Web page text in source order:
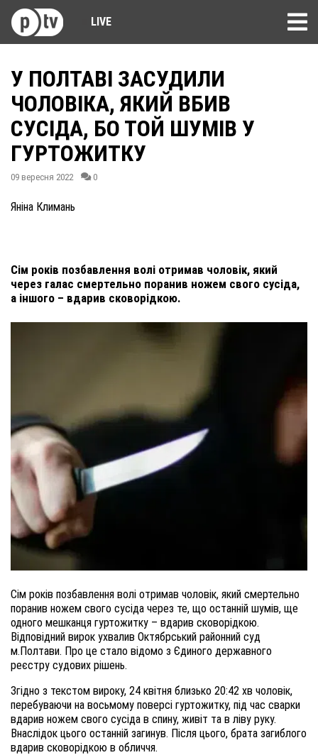
LIVE
У ПОЛТАВІ ЗАСУДИЛИ
ЧОЛОВІКА, ЯКИЙ ВБИВ
СУСІДА, БО ТОЙ ШУМІВ У
ГУРТОЖИТКУ
09 вересня 2022 0
Яніна Климань
Сім років позбавлення волі отримав чоловік, який
через галас смертельно поранив ножем свого сусіда,
а іншого – вдарив сковорідкою.
Сім років позбавлення волі отримав чоловік, який смертельно
поранив ножем свого сусіда через те, що останній шумів, ще
одного мешканця гуртожитку – вдарив сковорідкою.
Відповідний вирок ухвалив Октябрський районний суд
м.Полтави. Про це стало відомо з Єдиного державного
реєстру судових рішень.
Згідно з текстом вироку, 24 квітня близько 20:42 хв чоловік,
перебуваючи на восьмому поверсі гуртожитку, під час сварки
вдарив ножем свого сусіда в спину, живіт та в ліву руку.
Внаслідок цього останній загинув. Після цього, брата загиблого
вдарив сковорідкою в обличчя.